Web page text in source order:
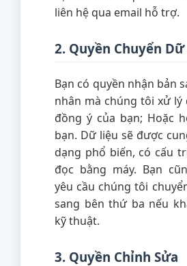
liên hệ qua email hỗ trợ.
2. Quyền Chuyển
Bạn có quyền nhận bản
nhân mà chúng tôi xử lý
đồng ý của bạn; Hoặc
bạn. Dữ liệu sẽ được
dạng phổ biến, có cấu
đọc bằng máy. Bạn
yêu cầu chúng tôi
sang bên thứ ba nếu
kỹ thuật.
3. Quyền Chỉnh Sửa